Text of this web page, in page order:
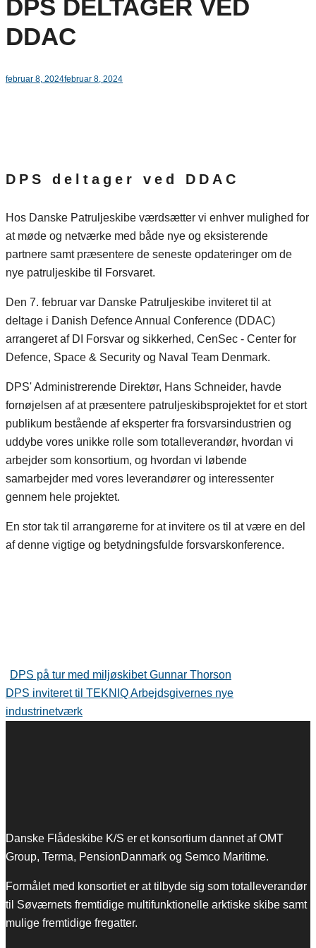
DPS DELTAGER VED
DDAC
februar 8, 2024februar 8, 2024
DPS deltager ved DDAC
Hos Danske Patruljeskibe værdsætter vi enhver mulighed for
at møde og netværke med både nye og eksisterende
partnere samt præsentere de seneste opdateringer om de
nye patruljeskibe til Forsvaret.
Den 7. februar var Danske Patruljeskibe inviteret til at
deltage i Danish Defence Annual Conference (DDAC)
arrangeret af DI Forsvar og sikkerhed, CenSec - Center for
Defence, Space & Security og Naval Team Denmark.
DPS' Administrerende Direktør, Hans Schneider, havde
fornøjelsen af at præsentere patruljeskibsprojektet for et stort
publikum bestående af eksperter fra forsvarsindustrien og
uddybe vores unikke rolle som totalleverandør, hvordan vi
arbejder som konsortium, og hvordan vi løbende
samarbejder med vores leverandører og interessenter
gennem hele projektet.
En stor tak til arrangørerne for at invitere os til at være en del
af denne vigtige og betydningsfulde forsvarskonference.
POST
NAVIGATION
DPS på tur med miljøskibet Gunnar Thorson
DPS inviteret til TEKNIQ Arbejdsgivernes nye
industrinetværk
Danske Flådeskibe K/S er et konsortium dannet af OMT
Group, Terma, PensionDanmark og Semco Maritime.
Formålet med konsortiet er at tilbyde sig som totalleverandør
til Søværnets fremtidige multifunktionelle arktiske skibe samt
mulige fremtidige fregatter.